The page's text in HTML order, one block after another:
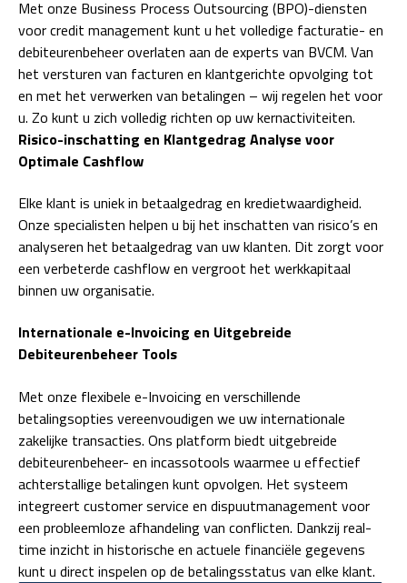
Met onze Business Process Outsourcing (BPO)-diensten
voor credit management kunt u het volledige facturatie- en
debiteurenbeheer overlaten aan de experts van BVCM. Van
het versturen van facturen en klantgerichte opvolging tot
en met het verwerken van betalingen – wij regelen het voor
u. Zo kunt u zich volledig richten op uw kernactiviteiten.
Risico-inschatting en Klantgedrag Analyse voor
Optimale Cashflow
Elke klant is uniek in betaalgedrag en kredietwaardigheid.
Onze specialisten helpen u bij het inschatten van risico’s en
analyseren het betaalgedrag van uw klanten. Dit zorgt voor
een verbeterde cashflow en vergroot het werkkapitaal
binnen uw organisatie.
Internationale e-Invoicing en Uitgebreide
Debiteurenbeheer Tools
Met onze flexibele e-Invoicing en verschillende
betalingsopties vereenvoudigen we uw internationale
zakelijke transacties. Ons platform biedt uitgebreide
debiteurenbeheer- en incassotools waarmee u effectief
achterstallige betalingen kunt opvolgen. Het systeem
integreert customer service en dispuutmanagement voor
een probleemloze afhandeling van conflicten. Dankzij real-
time inzicht in historische en actuele financiële gegevens
kunt u direct inspelen op de betalingsstatus van elke klant.